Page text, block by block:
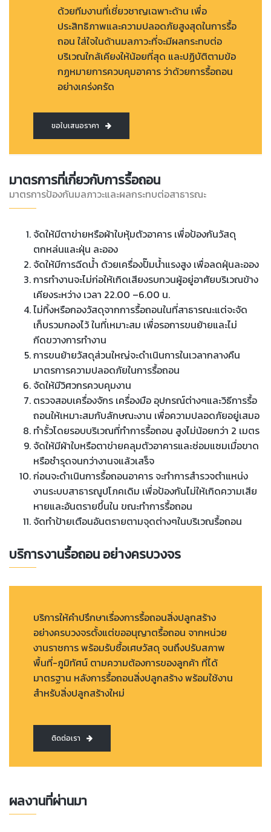
ด้วยทีมงานที่เชี่ยวชาญเฉพาะด้าน เพื่อ
ประสิทธิภาพและความปลอดภัยสูงสุดในการรื้อ
ถอน ใส่ใจในด้านมลภาวะที่จะมีผลกระทบต่อ
บริเวณใกล้เคียงให้น้อยที่สุด และปฏิบัติตามข้อ
กฏหมายการควบคุมอาคาร ว่าด้วยการรื้อถอน
อย่างเคร่งครัด
ขอใบเสนอราคา
มาตรการที่เกี่ยวกับการรื้อถอน
มาตรการป้องกันมลภาวะและผลกระทบต่อสาธารณะ
จัดให้มีตาข่ายหรือผ้าใบหุ้มตัวอาคาร เพื่อป้องกันวัสดุ
ตกหล่นและฝุ่น ละออง
จัดให้มีการฉีดน้ำ ด้วยเครื่องปั๊มน้ำแรงสูง เพื่อลดฝุ่นละออง
การทำงานจะไม่ก่อให้เกิดเสียงรบกวนผู้อยู่อาศัยบริเวณข้าง
เคียงระหว่าง เวลา 22.00 –6.00 น.
ไม่ทิ้งหรือกองวัสดุจากการรื้อถอนในที่สาธารณะแต่จะจัด
เก็บรวมกองไว้ ในที่เหมาะสม เพื่อรอการขนย้ายและไม่
กีดขวางการทำงาน
การขนย้ายวัสดุส่วนใหญ่จะดำเนินการในเวลากลางคืน
มาตรการความปลอดภัยในการรื้อถอน
จัดให้มีวิศวกรควบคุมงาน
ตรวจสอบเครื่องจักร เครื่องมือ อุปกรณ์ต่างๆและวิธีการรื้อ
ถอนให้เหมาะสมกับลักษณะงาน เพื่อความปลอดภัยอยู่เสมอ
ทำรั้วโดยรอบบริเวณที่ทำการรื้อถอน สูงไม่น้อยกว่า 2 เมตร
จัดให้มีผ้าใบหรือตาข่ายคลุมตัวอาคารและซ่อมแซมเมื่อขาด
หรือชำรุดจนกว่างานจแล้วเสร็จ
ก่อนจะดำเนินการรื้อถอนอาคาร จะทำการสำรวจตำแหน่ง
งานระบบสาธารณูปโภคเดิม เพื่อป้องกันไม่ให้เกิดความเสีย
หายและอันตรายขึ้นใน ขณะทำการรื้อถอน
จัดทำป้ายเตือนอันตรายตามจุดต่างๆในบริเวณรื้อถอน
บริการงานรื้อถอน อย่างครบวงจร
บริการให้คำปรึกษาเรื่องการรื้อถอนสิ่งปลูกสร้าง
อย่างครบวงจรตั้งแต่ขออนุญาตรื้อถอน จากหน่วย
งานราชการ พร้อมรับซื้อเศษวัสดุ จนถึงปรับสภาพ
พื้นที่-ภูมิทัศน์ ตามความต้องการของลูกค้า ที่ได้
มาตรฐาน หลังการรื้อถอนสิ่งปลูกสร้าง พร้อมใช้งาน
สำหรับสิ่งปลูกสร้างใหม่
ติดต่อเรา
ผลงานที่ผ่านมา